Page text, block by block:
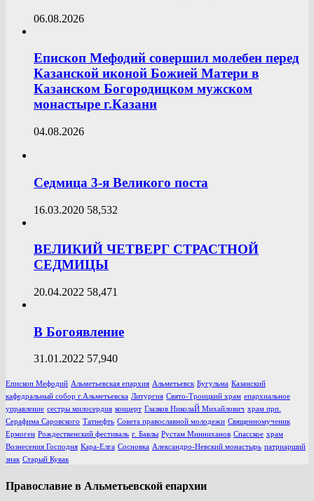
06.08.2026
Епископ Мефодий совершил молебен перед
Казанской иконой Божией Матери в
Казанском Богородицком мужском
монастыре г.Казани
04.08.2026
Седмица 3-я Великого поста
16.03.2020 58,532
ВЕЛИКИЙ ЧЕТВЕРГ СТРАСТНОЙ
СЕДМИЦЫ
20.04.2022 58,471
В Богоявление
31.01.2022 57,940
Епископ Мефодий Альметьевская епархия Альметьевск Бугульма Казанский
кафедральный собор г.Альметьевска Литургия Свято-Троицкий храм епархиальное
управление сестры милосердия концерт Глазков НиколаЙ Михайлович храм прп.
Серафима Саровского Татнефть Совета православной молодежи Священномученик
Ермоген Рождественский фестиваль г. Бавлы Рустам Минниханов Спасское храм
Вознесения Господня Кара-Елга Сосновка Александро-Невский монастырь патриарший
знак Старый Кувак
Православие в Альметьевской епархии